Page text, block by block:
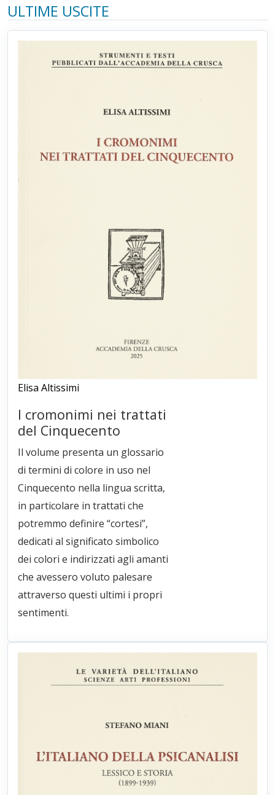
ULTIME USCITE
Elisa Altissimi
I cromonimi nei trattati
del Cinquecento
Il volume presenta un glossario
di termini di colore in uso nel
Cinquecento nella lingua scritta,
in particolare in trattati che
potremmo definire “cortesi”,
dedicati al significato simbolico
dei colori e indirizzati agli amanti
che avessero voluto palesare
attraverso questi ultimi i propri
sentimenti.